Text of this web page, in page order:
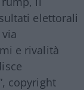
elettorali
e rivalità
copyright